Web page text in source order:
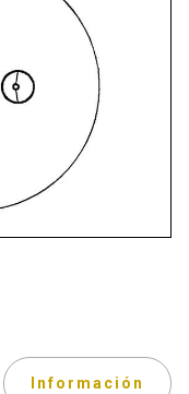
Información